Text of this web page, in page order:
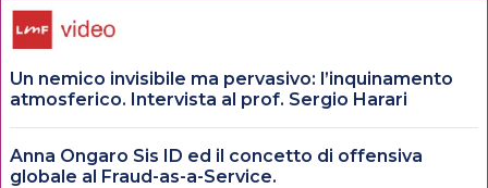
Un nemico invisibile ma pervasivo: l’inquinamento
atmosferico. Intervista al prof. Sergio Harari
Anna Ongaro Sis ID ed il concetto di offensiva
globale al Fraud-as-a-Service.